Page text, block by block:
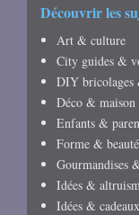
Découvrir les
Art & culture
City guides &
DIY bricolages
Déco & maison
Enfants &
Forme & beauté
Gourmandises
Idées &
Idées & cadeaux